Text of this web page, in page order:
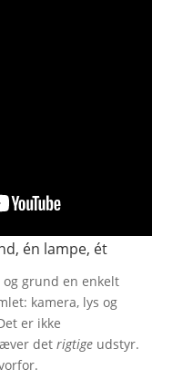
én lampe, ét
grund en enkelt
kamera, lys og
er ikke
det rigtigeudstyr.